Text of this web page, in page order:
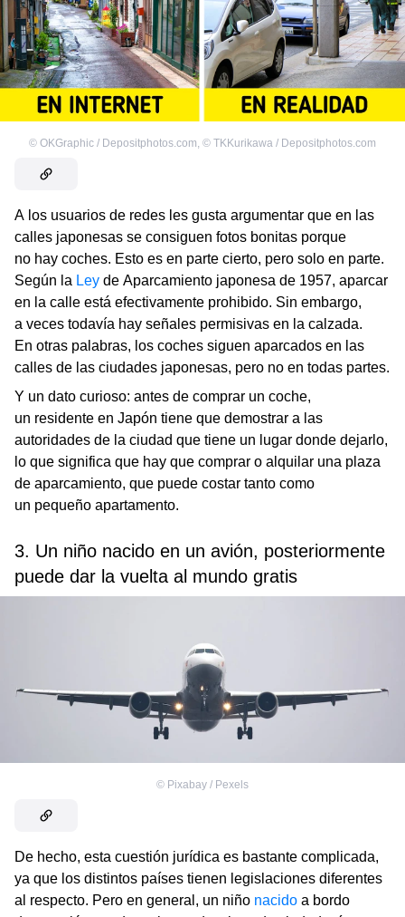
© OKGraphic / Depositphotos.com, © TKKurikawa / Depositphotos.com
A los usuarios de redes les gusta argumentar que en las
calles japonesas se consiguen fotos bonitas porque
no hay coches. Esto es en parte cierto, pero solo en parte.
Según la Ley de Aparcamiento japonesa de 1957, aparcar
en la calle está efectivamente prohibido. Sin embargo,
a veces todavía hay señales permisivas en la calzada.
En otras palabras, los coches siguen aparcados en las
calles de las ciudades japonesas, pero no en todas partes.
Y un dato curioso: antes de comprar un coche,
un residente en Japón tiene que demostrar a las
autoridades de la ciudad que tiene un lugar donde dejarlo,
lo que significa que hay que comprar o alquilar una plaza
de aparcamiento, que puede costar tanto como
un pequeño apartamento.
3. Un niño nacido en un avión, posteriormente
puede dar la vuelta al mundo gratis
© Pixabay / Pexels
De hecho, esta cuestión jurídica es bastante complicada,
ya que los distintos países tienen legislaciones diferentes
al respecto. Pero en general, un niño nacido a bordo